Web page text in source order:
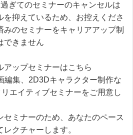
ぎてのセミナーのキャンセルは
を抑えているため、お控えくださ
みのセミナーをキャリアアップ制
できません
ップセミナーはこちら
編集、2D3Dキャラクター制作な
エイティブセミナーをご用意し
セミナーのため、あなたのペース
クチャーします。